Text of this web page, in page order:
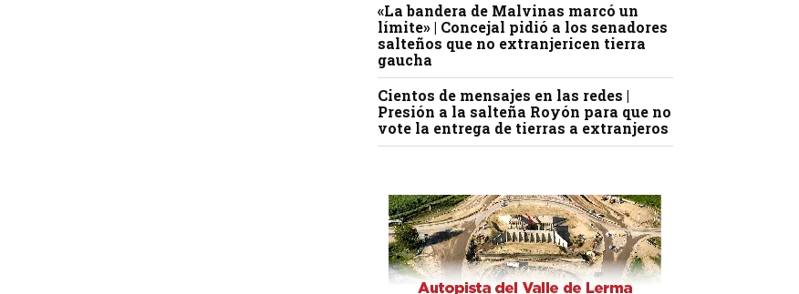
«La bandera de Malvinas marcó un
límite» | Concejal pidió a los senadores
salteños que no extranjericen tierra
gaucha
Cientos de mensajes en las redes |
Presión a la salteña Royón para que no
vote la entrega de tierras a extranjeros